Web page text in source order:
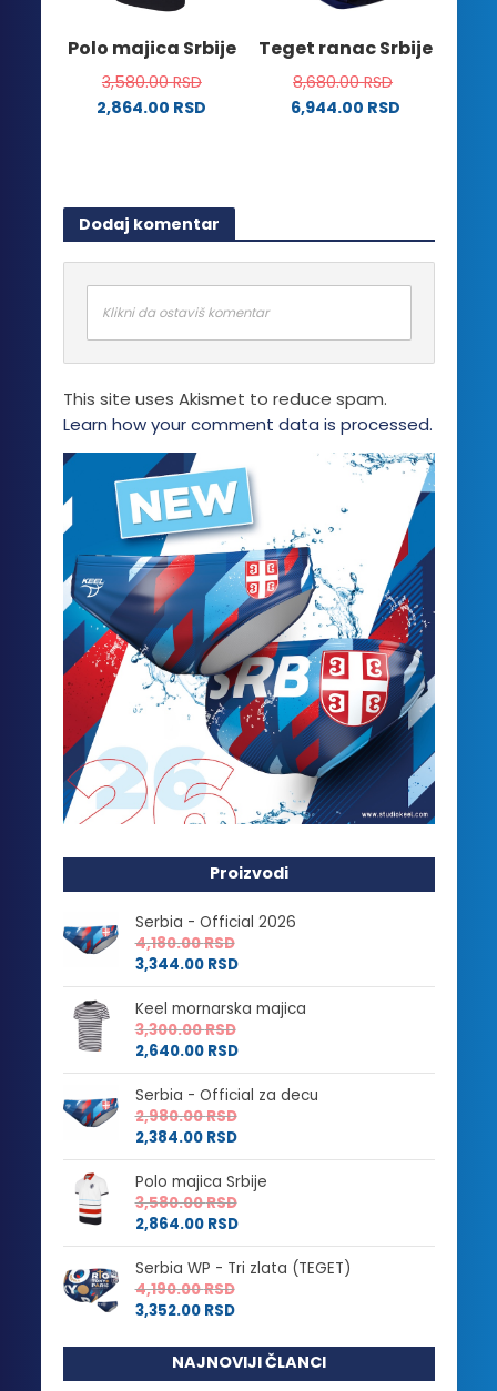
izabrane
stranici
proizvoda.
Polo majica Srbije
3,580.00RSD
2,864.00 RSD
više
varijanti.
Opcije
mogu
biti
izabrane
na
stranici
Teget ranac Srbije
8,680.00RSD
6,944.00 RSD
Dodaj komentar
Klikni da ostaviš komentar
This site uses Akismet to reduce spam.
Learn how your comment data is processed.
Proizvodi
Serbia - Official 2026
4,180.00RSD
3,344.00 RSD
Keel mornarska majica
3,300.00RSD
2,640.00 RSD
Serbia - Official za decu
2,980.00RSD
2,384.00 RSD
Polo majica Srbije
3,580.00RSD
2,864.00 RSD
Serbia WP - Tri zlata (TEGET)
4,190.00RSD
3,352.00 RSD
NAJNOVIJI ČLANCI